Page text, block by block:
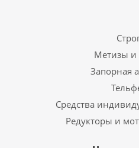
Метизы и
Запорная
Средства
Редукторы и